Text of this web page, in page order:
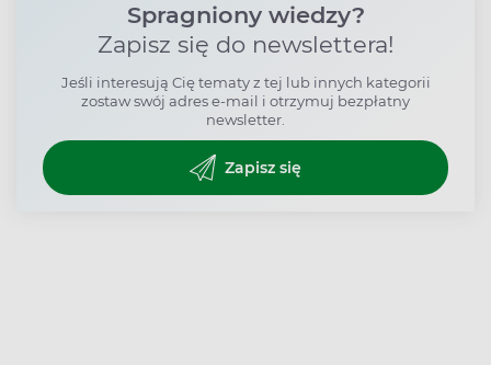
Spragniony wiedzy?
Zapisz się do newslettera!
Jeśli interesują Cię tematy z tej lub innych kategorii
zostaw swój adres e-mail i otrzymuj bezpłatny
newsletter.
Zapisz się